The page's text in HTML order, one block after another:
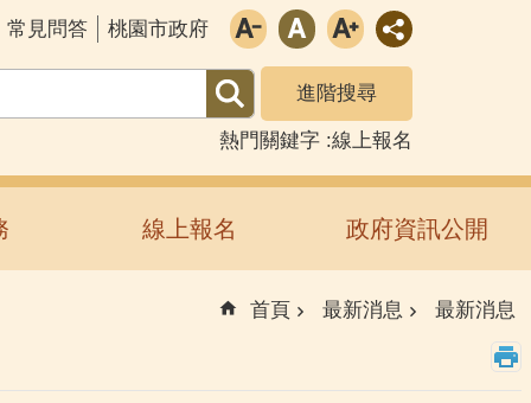
常見問答 桃園市政府
進階搜尋
熱門關鍵字 線上報名
線上報名 政府資訊公開
首頁 最新消息 最新消息